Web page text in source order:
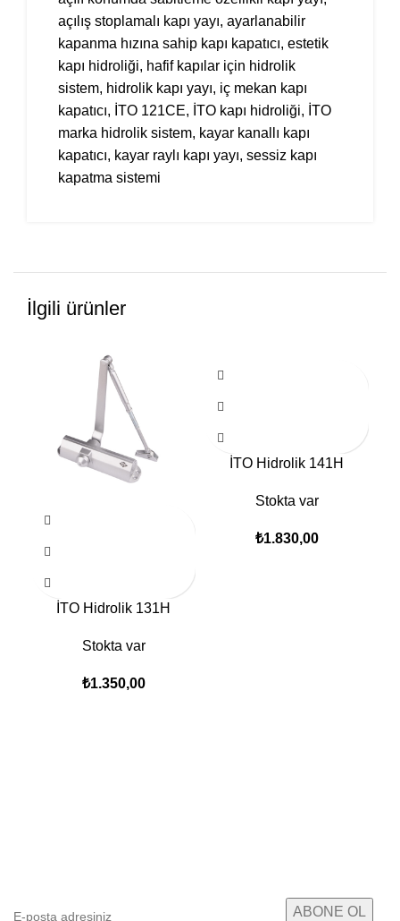
açılış stoplamalı kapı yayı, ayarlanabilir
kapanma hızına sahip kapı kapatıcı, estetik
kapı hidroliği, hafif kapılar için hidrolik
sistem, hidrolik kapı yayı, iç mekan kapı
kapatıcı, İTO 121CE, İTO kapı hidroliği, İTO
marka hidrolik sistem, kayar kanallı kapı
kapatıcı, kayar raylı kapı yayı, sessiz kapı
kapatma sistemi
İlgili ürünler
İTO Hidrolik 131H
Stokta var
₺1.350,00
İTO Hidrolik 141H
Stokta var
₺1.830,00